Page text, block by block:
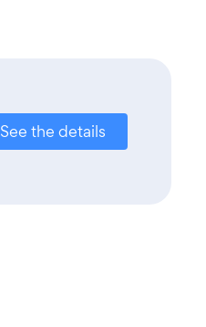
See the details